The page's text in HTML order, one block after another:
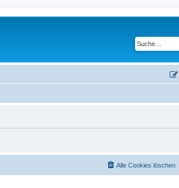
Alle Cookies löschen